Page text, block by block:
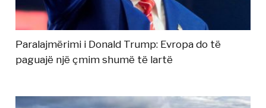
Paralajmërimi i Donald Trump: Evropa do të
paguajë një çmim shumë të lartë